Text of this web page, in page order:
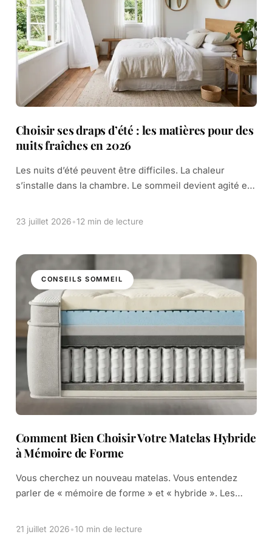
Choisir ses draps d’été : les matières pour des
nuits fraîches en 2026
Les nuits d’été peuvent être difficiles. La chaleur
s’installe dans la chambre. Le sommeil devient agité et
cherchant un coin de fraîcheur. […]
23 juillet 2026•12 min de lecture
CONSEILS SOMMEIL
Comment Bien Choisir Votre Matelas Hybride
à Mémoire de Forme
Vous cherchez un nouveau matelas. Vous entendez
parler de « mémoire de forme » et « hybride ». Les
« densité » vous semblent compliqués. C’est tout à fait
21 juillet 2026•10 min de lecture